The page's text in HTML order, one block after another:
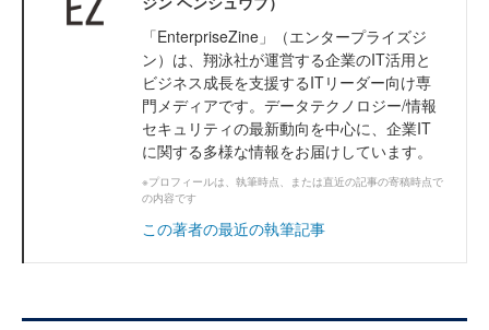
「EnterpriseZine」（エンタープライズジ
ン）は、翔泳社が運営する企業のIT活用と
ビジネス成長を支援するITリーダー向け専
門メディアです。データテクノロジー/情報
セキュリティの最新動向を中心に、企業IT
に関する多様な情報をお届けしています。
※プロフィールは、執筆時点、または直近の記事の寄稿時点で
の内容です
この著者の最近の執筆記事